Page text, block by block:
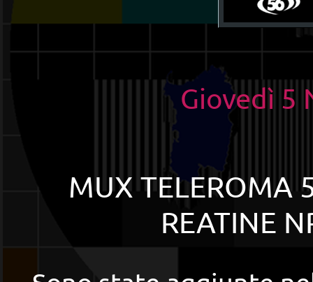
Giovedì 5
MUX TELEROMA
REATINE